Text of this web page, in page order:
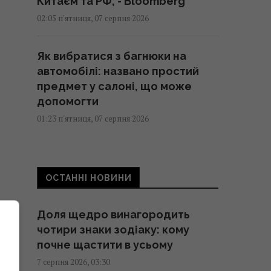
02:05 п'ятниця, 07 серпня 2026
Як вибратися з багнюки на
автомобілі: названо простий
предмет у салоні, що може
допомогти
01:23 п'ятниця, 07 серпня 2026
перемогти": ексчиновниця
НАТО про надання ракет
01:19 п'ятниця, 07 серпня 2026
Одне налаштування, яке варто
ОСТАННІ НОВИНИ
Доля щедро винагородить
чотири знаки зодіаку: кому
почне щастити в усьому
7 серпня 2026, 03:30